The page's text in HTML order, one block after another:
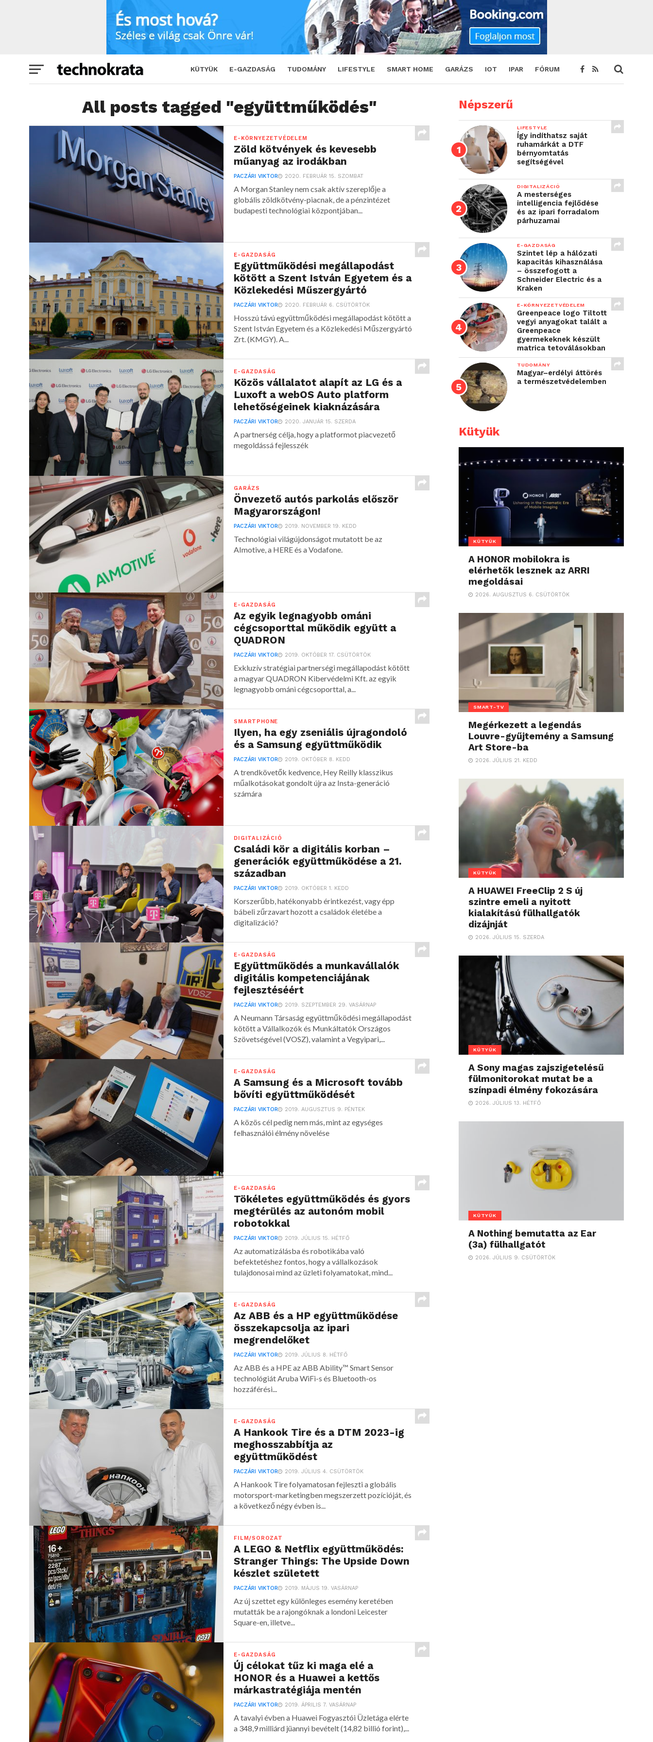
KÜTYÜK E-GAZDASÁG TUDOMÁNY LIFESTYLE SMART HOME GARÁZS IOT IPAR FÓRUM
All posts tagged "együttműködés"
E-KÖRNYEZETVÉDELEM
Zöld kötvények és kevesebb
műanyag az irodákban
PACZÁRI VIKTOR 2020. FEBRUÁR 15. SZOMBAT
A Morgan Stanley nem csak aktív szereplője a
globális zöldkötvény-piacnak, de a pénzintézet
budapesti technológiai központjában...
E-GAZDASÁG
Együttműködési megállapodást
kötött a Szent István Egyetem és a
Közlekedési Műszergyártó
PACZÁRI VIKTOR 2020. FEBRUÁR 6. CSÜTÖRTÖK
Hosszú távú együttműködési megállapodást kötött a
Szent István Egyetem és a Közlekedési Műszergyártó
Zrt. (KMGY). A...
E-GAZDASÁG
Közös vállalatot alapít az LG és a
Luxoft a webOS Auto platform
lehetőségeinek kiaknázására
PACZÁRI VIKTOR 2020. JANUÁR 15. SZERDA
A partnerség célja, hogy a platformot piacvezető
megoldássá fejlesszék
GARÁZS
Önvezető autós parkolás először
Magyarországon!
PACZÁRI VIKTOR 2019. NOVEMBER 19. KEDD
Technológiai világújdonságot mutatott be az
AImotive, a HERE és a Vodafone.
E-GAZDASÁG
Az egyik legnagyobb ománi
cégcsoporttal működik együtt a
QUADRON
PACZÁRI VIKTOR 2019. OKTÓBER 17. CSÜTÖRTÖK
Exkluzív stratégiai partnerségi megállapodást kötött
a magyar QUADRON Kibervédelmi Kft. az egyik
legnagyobb ománi cégcsoporttal, a...
SMARTPHONE
Ilyen, ha egy zseniális újragondoló
és a Samsung együttműködik
PACZÁRI VIKTOR 2019. OKTÓBER 8. KEDD
A trendkövetők kedvence, Hey Reilly klasszikus
műalkotásokat gondolt újra az Insta-generáció
számára
DIGITALIZÁCIÓ
Családi kör a digitális korban –
generációk együttműködése a 21.
században
PACZÁRI VIKTOR 2019. OKTÓBER 1. KEDD
Korszerűbb, hatékonyabb érintkezést, vagy épp
bábeli zűrzavart hozott a családok életébe a
digitalizáció?
E-GAZDASÁG
Együttműködés a munkavállalók
digitális kompetenciájának
fejlesztéséért
PACZÁRI VIKTOR 2019. SZEPTEMBER 29. VASÁRNAP
A Neumann Társaság együttműködési megállapodást
kötött a Vállalkozók és Munkáltatók Országos
Szövetségével (VOSZ), valamint a Vegyipari,...
E-GAZDASÁG
A Samsung és a Microsoft tovább
bővíti együttműködését
PACZÁRI VIKTOR 2019. AUGUSZTUS 9. PÉNTEK
A közös cél pedig nem más, mint az egységes
felhasználói élmény növelése
E-GAZDASÁG
Tökéletes együttműködés és gyors
megtérülés az autonóm mobil
robotokkal
PACZÁRI VIKTOR 2019. JÚLIUS 15. HÉTFŐ
Az automatizálásba és robotikába való
befektetéshez fontos, hogy a vállalkozások
tulajdonosai mind az üzleti folyamatokat, mind...
E-GAZDASÁG
Az ABB és a HP együttműködése
összekapcsolja az ipari
megrendelőket
PACZÁRI VIKTOR 2019. JÚLIUS 8. HÉTFŐ
Az ABB és a HPE az ABB Ability™ Smart Sensor
technológiát Aruba WiFi-s és Bluetooth-os
hozzáférési...
E-GAZDASÁG
A Hankook Tire és a DTM 2023-ig
meghosszabbítja az
együttműködést
PACZÁRI VIKTOR 2019. JÚLIUS 4. CSÜTÖRTÖK
A Hankook Tire folyamatosan fejleszti a globális
motorsport-marketingben megszerzett pozícióját, és
a következő négy évben is...
FILM/SOROZAT
A LEGO & Netflix együttműködés:
Stranger Things: The Upside Down
készlet született
PACZÁRI VIKTOR 2019. MÁJUS 19. VASÁRNAP
Az új szettet egy különleges esemény keretében
mutatták be a rajongóknak a londoni Leicester
Square-en, illetve...
E-GAZDASÁG
Új célokat tűz ki maga elé a
HONOR és a Huawei a kettős
márkastratégiája mentén
PACZÁRI VIKTOR 2019. ÁPRILIS 7. VASÁRNAP
A tavalyi évben a Huawei Fogyasztói Üzletága elérte
a 348,9 milliárd jüannyi bevételt (14,82 billió forint),...
Népszerű
LIFESTYLE
Így indíthatsz saját
ruhamárkát a DTF
bérnyomtatás
segítségével
DIGITALIZÁCIÓ
A mesterséges
intelligencia fejlődése
és az ipari forradalom
párhuzamai
E-GAZDASÁG
Szintet lép a hálózati
kapacitás kihasználása
– összefogott a
Schneider Electric és a
Kraken
E-KÖRNYEZETVÉDELEM
Greenpeace logo Tiltott
vegyi anyagokat talált a
Greenpeace
gyermekeknek készült
matrica tetoválásokban
TUDOMÁNY
Magyar–erdélyi áttörés
a természetvédelemben
Kütyük
KÜTYÜK
A HONOR mobilokra is
elérhetők lesznek az ARRI
megoldásai
2026. AUGUSZTUS 6. CSÜTÖRTÖK
SMART-TV
Megérkezett a legendás
Louvre-gyűjtemény a Samsung
Art Store-ba
2026. JÚLIUS 21. KEDD
KÜTYÜK
A HUAWEI FreeClip 2 S új
szintre emeli a nyitott
kialakítású fülhallgatók
dizájnját
2026. JÚLIUS 15. SZERDA
KÜTYÜK
A Sony magas zajszigetelésű
fülmonitorokat mutat be a
színpadi élmény fokozására
2026. JÚLIUS 13. HÉTFŐ
KÜTYÜK
A Nothing bemutatta az Ear
(3a) fülhallgatót
2026. JÚLIUS 9. CSÜTÖRTÖK